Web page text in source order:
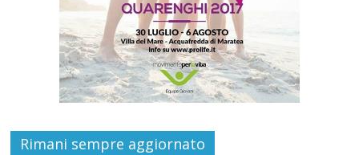
Rimani sempre aggiornato